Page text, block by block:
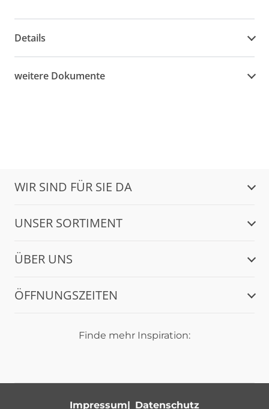
Details
weitere Dokumente
WIR SIND FÜR SIE DA
UNSER SORTIMENT
ÜBER UNS
ÖFFNUNGSZEITEN
Finde mehr Inspiration:
Impressum Datenschutz